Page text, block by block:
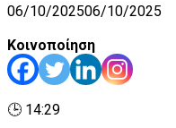
06/10/202506/10/2025
Κοινοποίηση
🕒 14:29